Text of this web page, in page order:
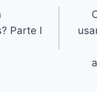
Parte I